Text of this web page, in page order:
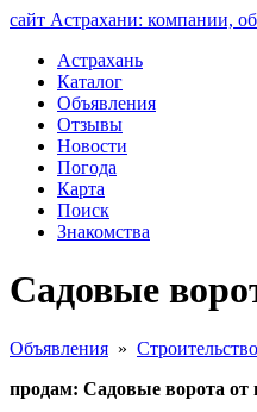
сайт Астрахани: компании,
Астрахань
Каталог
Объявления
Отзывы
Новости
Погода
Карта
Поиск
Знакомства
Садовые
Объявления »
продам: Садовые ворота от